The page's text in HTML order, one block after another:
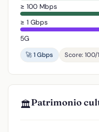
≥ 100 Mbps
≥ 1 Gbps
5G
🚀 1 Gbps
Score:
🏛️Patrimonio